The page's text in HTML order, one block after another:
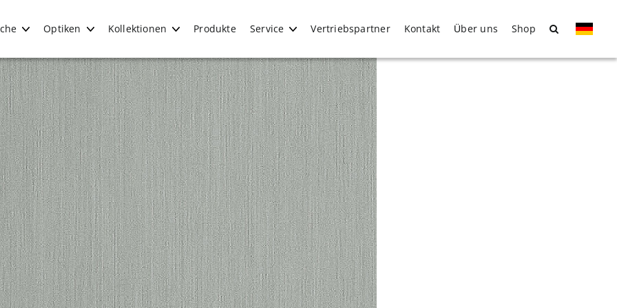
Optiken Kollektionen Produkte Service Vertriebspartner Kontakt Über uns Shop